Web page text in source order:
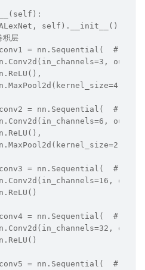
self).__init__()
层
= nn.Sequential(  # 输
= nn.Sequential(  # 输入
= nn.Sequential(  # 输
= nn.Sequential(  # 输
= nn.Sequential(  # 输